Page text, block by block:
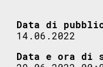
Data di
14.06.2022
Data e ora di